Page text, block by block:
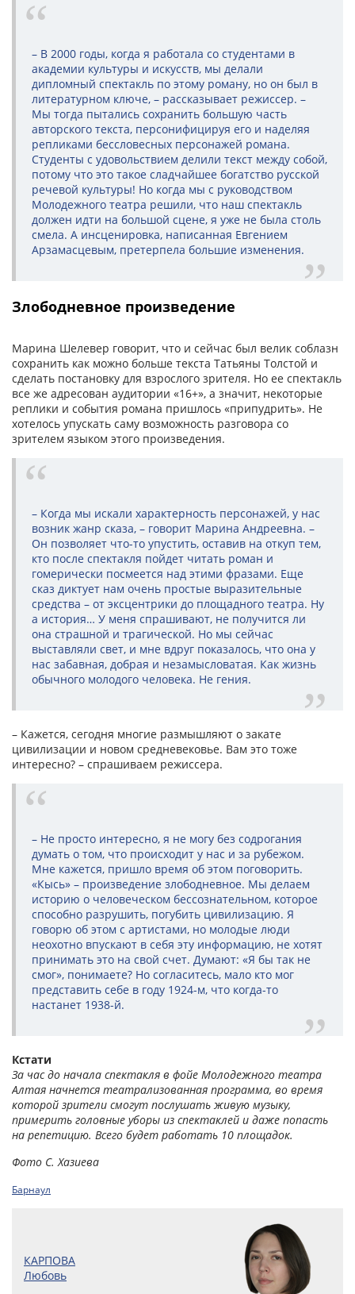
– В 2000 годы, когда я работала со студентами в
академии культуры и искусств, мы делали
дипломный спектакль по этому роману, но он был в
литературном ключе, – рассказывает режиссер. –
Мы тогда пытались сохранить большую часть
авторского текста, персонифицируя его и наделяя
репликами бессловесных персонажей романа.
Студенты с удовольствием делили текст между собой,
потому что это такое сладчайшее богатство русской
речевой культуры! Но когда мы с руководством
Молодежного театра решили, что наш спектакль
должен идти на большой сцене, я уже не была столь
смела. А инсценировка, написанная Евгением
Арзамасцевым, претерпела большие изменения.
Злободневное произведение
Марина Шелевер говорит, что и сейчас был велик соблазн
сохранить как можно больше текста Татьяны Толстой и
сделать постановку для взрослого зрителя. Но ее спектакль
все же адресован аудитории «16+», а значит, некоторые
реплики и события романа пришлось «припудрить». Не
хотелось упускать саму возможность разговора со
зрителем языком этого произведения.
– Когда мы искали характерность персонажей, у нас
возник жанр сказа, – говорит Марина Андреевна. –
Он позволяет что-то упустить, оставив на откуп тем,
кто после спектакля пойдет читать роман и
гомерически посмеется над этими фразами. Еще
сказ диктует нам очень простые выразительные
средства – от эксцентрики до площадного театра. Ну
а история… У меня спрашивают, не получится ли
она страшной и трагической. Но мы сейчас
выставляли свет, и мне вдруг показалось, что она у
нас забавная, добрая и незамысловатая. Как жизнь
обычного молодого человека. Не гения.
– Кажется, сегодня многие размышляют о закате
цивилизации и новом средневековье. Вам это тоже
интересно? – спрашиваем режиссера.
– Не просто интересно, я не могу без содрогания
думать о том, что происходит у нас и за рубежом.
Мне кажется, пришло время об этом поговорить.
«Кысь» – произведение злободневное. Мы делаем
историю о человеческом бессознательном, которое
способно разрушить, погубить цивилизацию. Я
говорю об этом с артистами, но молодые люди
неохотно впускают в себя эту информацию, не хотят
принимать это на свой счет. Думают: «Я бы так не
смог», понимаете? Но согласитесь, мало кто мог
представить себе в году 1924-м, что когда-то
настанет 1938-й.
Кстати
За час до начала спектакля в фойе Молодежного театра
Алтая начнется театрализованная программа, во время
которой зрители смогут послушать живую музыку,
примерить головные уборы из спектаклей и даже попасть
на репетицию. Всего будет работать 10 площадок.
Фото С. Хазиева
Барнаул
КАРПОВА
Любовь